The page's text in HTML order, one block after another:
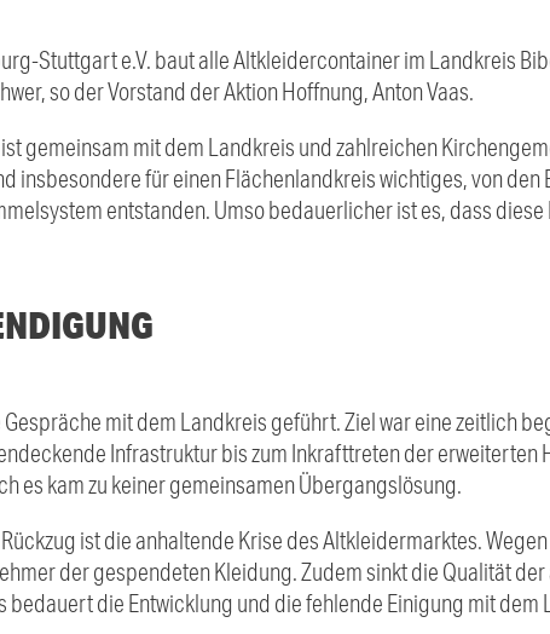
Stuttgart e.V. baut alle Altkleidercontainer im Landkreis
so der Vorstand der Aktion Hoffnung, Anton Vaas.
gemeinsam mit dem Landkreis und zahlreichen
insbesondere für einen Flächenlandkreis wichtiges, von den
entstanden. Umso bedauerlicher ist es, dass
mit dem Landkreis geführt. Ziel war eine zeitlich
Infrastruktur bis zum Inkrafttreten der erweiterten
es kam zu keiner gemeinsamen Übergangslösung.
ist die anhaltende Krise des Altkleidermarktes.
der gespendeten Kleidung. Zudem sinkt die Qualität
bedauert die Entwicklung und die fehlende Einigung mit dem